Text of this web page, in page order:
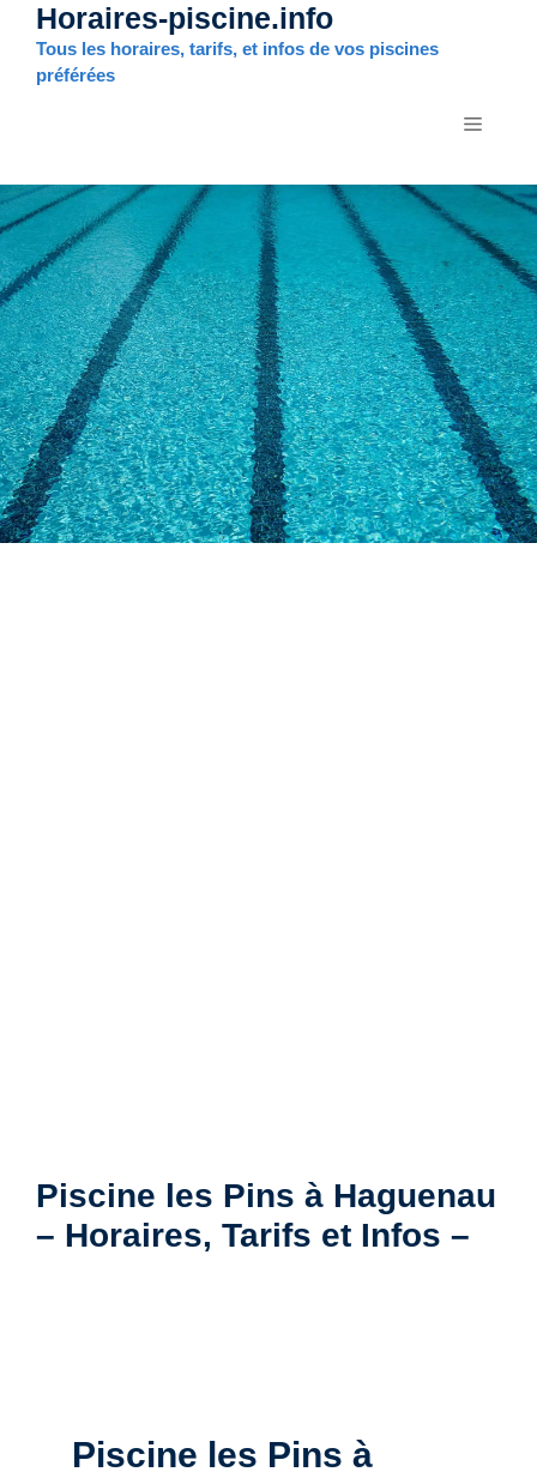
Aller
contenu
Horaires-piscine.info
Tous les horaires, tarifs, et infos de vos piscines
préférées
MENU
Piscine les Pins à Haguenau
– Horaires, Tarifs et Infos –
Piscine les Pins à